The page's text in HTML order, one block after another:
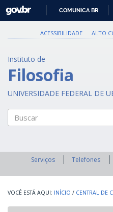
GOVBR
COMUNICA BR
ACESSIBILIDADE ALTO
Instituto de
Filosofia
UNIVERSIDADE FEDERAL DE
Serviços Telefones
INÍCIO / CENTRAL DE